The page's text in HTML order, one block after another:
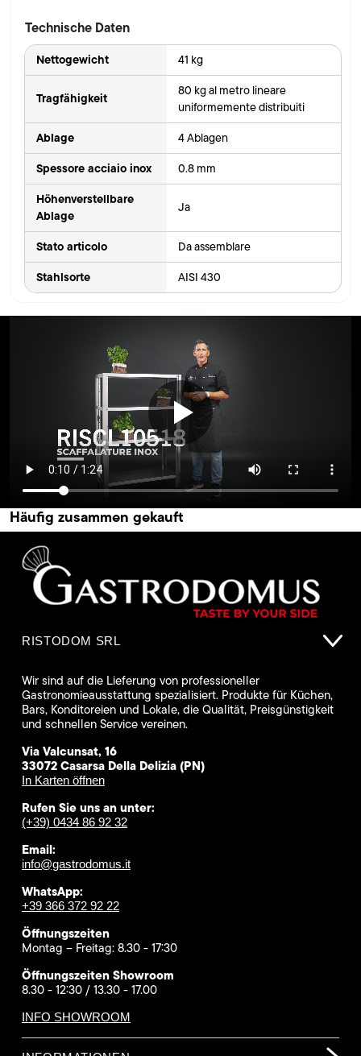
Technische Daten
Nettogewicht 41 kg
Tragfähigkeit
80 kg al metro lineare
uniformemente distribuiti
Ablage 4 Ablagen
Spessore acciaio inox 0.8 mm
Höhenverstellbare
Ablage
Ja
Stato articolo Da assemblare
Stahlsorte AISI 430
Häufig zusammen gekauft
RISTODOM SRL
Wir sind auf die Lieferung von professioneller
Gastronomieausstattung spezialisiert. Produkte für Küchen,
Bars, Konditoreien und Lokale, die Qualität, Preisgünstigkeit
und schnellen Service vereinen.
Via Valcunsat, 16
33072 Casarsa Della Delizia (PN)
In Karten öffnen
Rufen Sie uns an unter:
(+39) 0434 86 92 32
Email:
info@gastrodomus.it
WhatsApp:
+39 366 372 92 22
Öffnungszeiten
Montag – Freitag: 8.30 - 17:30
Öffnungszeiten Showroom
8.30 - 12:30 / 13.30 - 17.00
INFO SHOWROOM